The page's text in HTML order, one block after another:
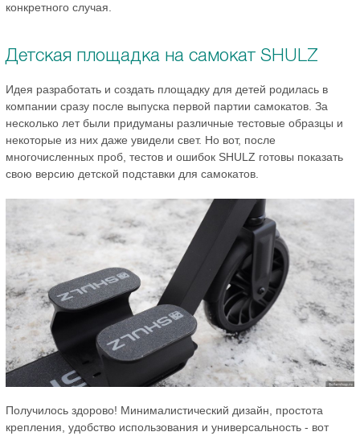
конкретного случая.
Детская площадка на самокат SHULZ
Идея разработать и создать площадку для детей родилась в
компании сразу после выпуска первой партии самокатов. За
несколько лет были придуманы различные тестовые образцы и
некоторые из них даже увидели свет. Но вот, после
многочисленных проб, тестов и ошибок SHULZ готовы показать
свою версию детской подставки для самокатов.
Получилось здорово! Минималистический дизайн, простота
крепления, удобство использования и универсальность - вот